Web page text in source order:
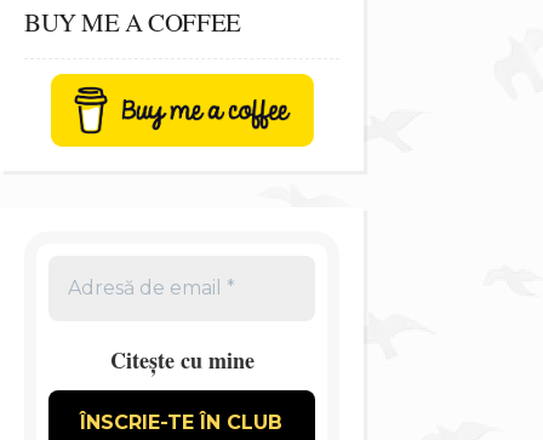
BUY ME A COFFEE
Citește cu mine